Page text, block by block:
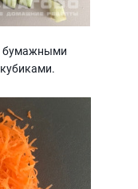
бумажными